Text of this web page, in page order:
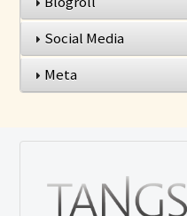
Social Media
Meta